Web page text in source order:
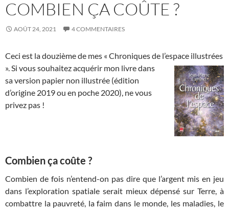
COMBIEN ÇA COÛTE ?
AOÛT 24, 2021 4 COMMENTAIRES
Ceci est la douzième de mes « Chroniques de l’espace illustrées
». Si vous souhaitez acquérir mon livre dans
sa version papier non illustrée (édition
d’origine 2019 ou en poche 2020), ne vous
privez pas !
Combien ça coûte ?
Combien de fois n’entend-on pas dire que l’argent mis en jeu
dans l’exploration spatiale serait mieux dépensé sur Terre, à
combattre la pauvreté, la faim dans le monde, les maladies, le